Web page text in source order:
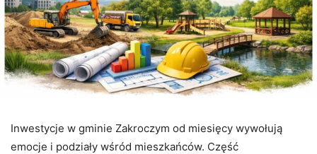
Inwestycje w gminie Zakroczym od miesięcy wywołują
emocje i podziały wśród mieszkańców. Część